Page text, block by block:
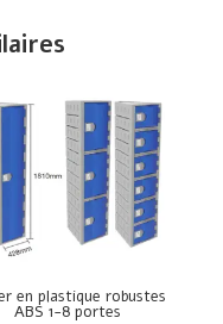
en plastique robustes
ABS 1-8 portes